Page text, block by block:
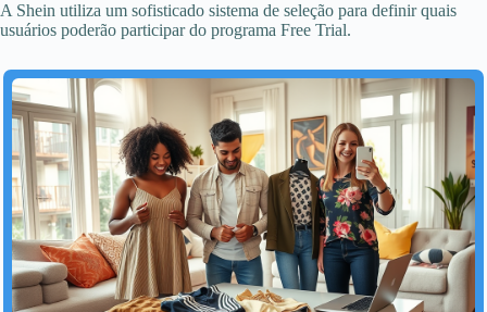
A Shein utiliza um sofisticado sistema de seleção para definir quais
usuários poderão participar do programa Free Trial.